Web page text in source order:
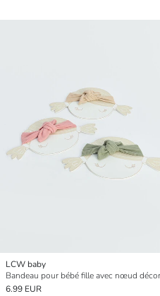
LCW baby
6.99 EUR